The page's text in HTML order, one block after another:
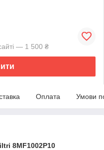
— 1 500 ₴
Оплата Умови
8MF1002P10